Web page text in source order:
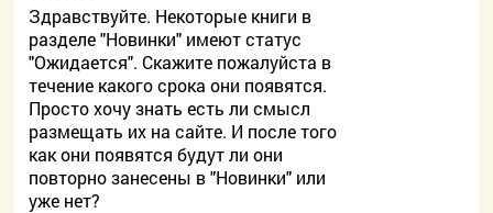
Здравствуйте. Некоторые книги в
разделе "Новинки" имеют статус
"Ожидается". Скажите пожалуйста в
течение какого срока они появятся.
Просто хочу знать есть ли смысл
размещать их на сайте. И после того
как они появятся будут ли они
повторно занесены в "Новинки" или
уже нет?